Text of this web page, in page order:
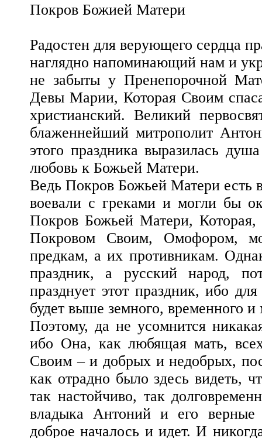
Покров Божией Матери
Радостен для верующего сердца
наглядно напоминающий нам и
не забыты у Пренепорочной
Девы Марии, Которая Своим
христианский. Великий
блаженнейший митрополит
этого праздника выразилась
любовь к Божьей Матери.
Ведь Покров Божьей Матери есть
воевали с греками и могли бы
Покров Божьей Матери,
Покровом Своим, Омофором,
предкам, а их противникам.
праздник, а русский народ,
празднует этот праздник, ибо
будет выше земного, временного и
Поэтому, да не усомнится
ибо Она, как любящая мать,
Своим – и добрых и недобрых,
как отрадно было здесь видеть,
так настойчиво, так
владыка Антоний и его верные
доброе началось и идет. И